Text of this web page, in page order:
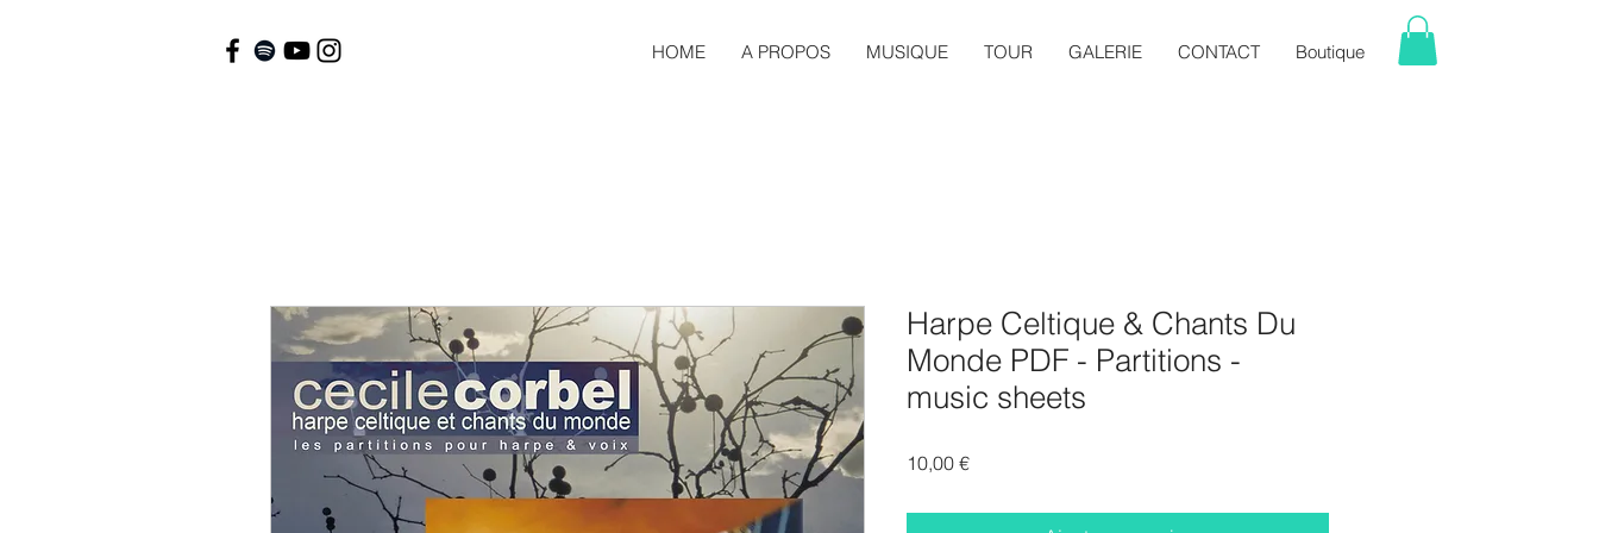
HOME A PROPOS MUSIQUE TOUR GALERIE CONTACT Boutique
Harpe Celtique & Chants Du
Monde PDF - Partitions -
music sheets
10,00 €Prix